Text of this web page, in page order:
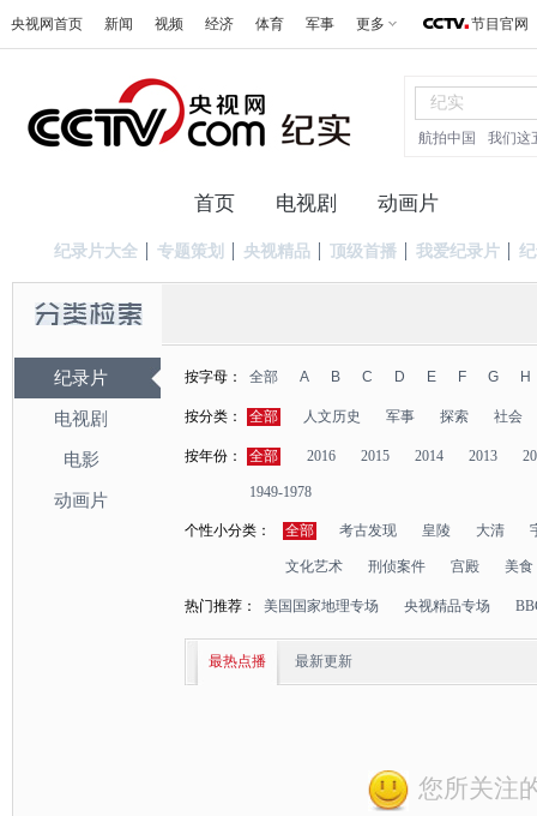
央视网首页 新闻 视频 经济 体育 军事 更多 节目官网
航拍中国 我们这
首页 电视剧 动画片
纪录片大全 专题策划 央视精品 顶级首播 我爱纪录片
纪录片
电视剧
电影
动画片
按字母： 全部 A B C D E F G H
按分类： 全部 人文历史 军事 探索 社会
按年份： 全部 2016 2015 2014 2013
1949-1978
个性小分类： 全部 考古发现 皇陵 大清
文化艺术 刑侦案件 宫殿 美食
热门推荐： 美国国家地理专场 央视精品专场
最热点播 最新更新
您所关注